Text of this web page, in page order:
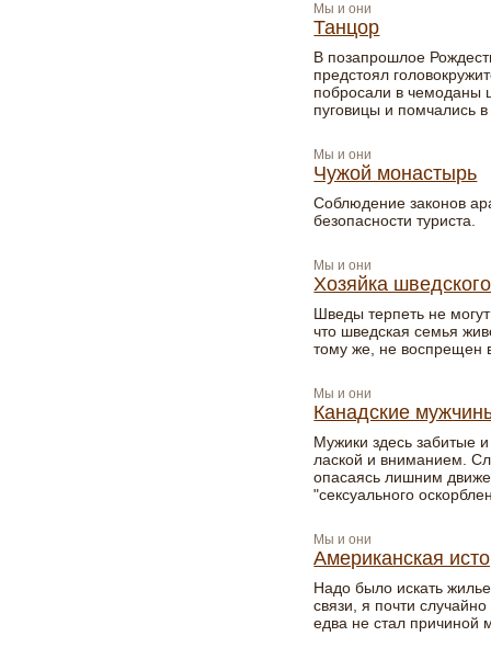
Мы и они
Танцор
В позапрошлое
предстоял
побросали в чемоданы
пуговицы и помчались в
Мы и они
Чужой монастырь
Соблюдение законов
безопасности туриста.
Мы и они
Хозяйка
Шведы терпеть не
что шведская семья
тому же, не воспрещен
Мы и они
Канадские
Мужики здесь забитые
лаской и вниманием.
опасаясь лишним
"сексуального
Мы и они
Американская
Надо было искать
связи, я почти
едва не стал причиной